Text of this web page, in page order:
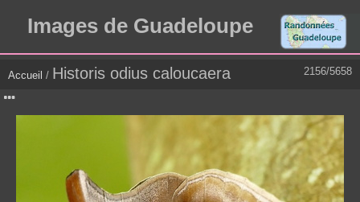
Images de Guadeloupe
2156/5658
Accueil / Historis odius caloucaera